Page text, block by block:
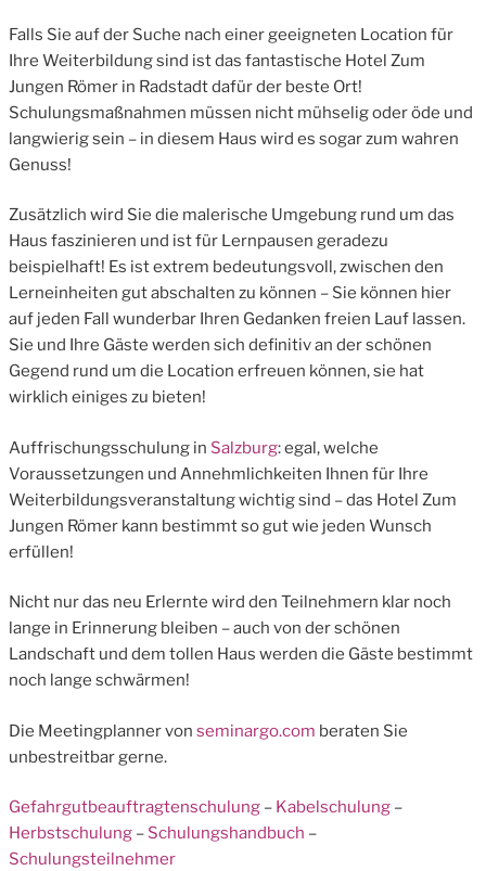
Falls Sie auf der Suche nach einer geeigneten Location für
Ihre Weiterbildung sind ist das fantastische Hotel Zum
Jungen Römer in Radstadt dafür der beste Ort!
Schulungsmaßnahmen müssen nicht mühselig oder öde und
langwierig sein – in diesem Haus wird es sogar zum wahren
Genuss!
Zusätzlich wird Sie die malerische Umgebung rund um das
Haus faszinieren und ist für Lernpausen geradezu
beispielhaft! Es ist extrem bedeutungsvoll, zwischen den
Lerneinheiten gut abschalten zu können – Sie können hier
auf jeden Fall wunderbar Ihren Gedanken freien Lauf lassen.
Sie und Ihre Gäste werden sich definitiv an der schönen
Gegend rund um die Location erfreuen können, sie hat
wirklich einiges zu bieten!
Auffrischungsschulung in Salzburg: egal, welche
Voraussetzungen und Annehmlichkeiten Ihnen für Ihre
Weiterbildungsveranstaltung wichtig sind – das Hotel Zum
Jungen Römer kann bestimmt so gut wie jeden Wunsch
erfüllen!
Nicht nur das neu Erlernte wird den Teilnehmern klar noch
lange in Erinnerung bleiben – auch von der schönen
Landschaft und dem tollen Haus werden die Gäste bestimmt
noch lange schwärmen!
Die Meetingplanner von seminargo.com beraten Sie
unbestreitbar gerne.
Gefahrgutbeauftragtenschulung – Kabelschulung –
Herbstschulung – Schulungshandbuch –
Schulungsteilnehmer